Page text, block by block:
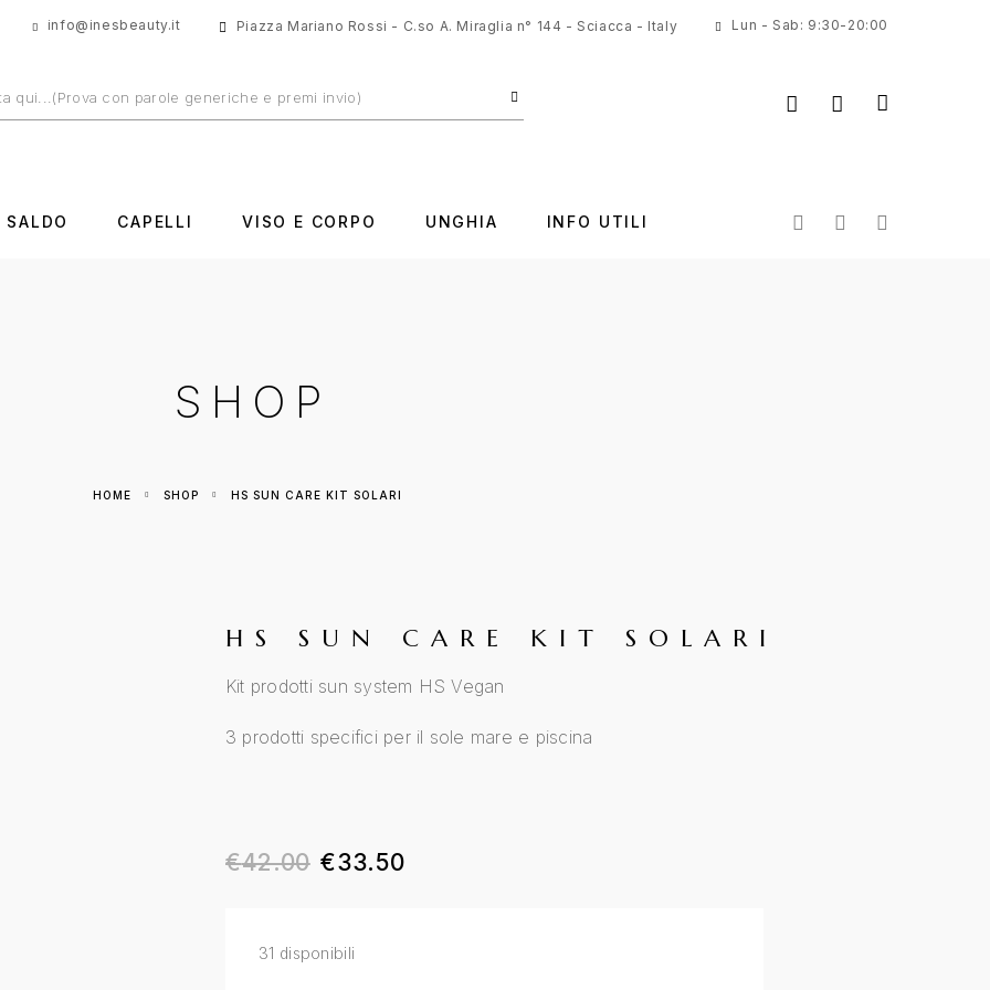
info@inesbeauty.it Piazza Mariano Rossi - C.so A. Miraglia n° 144 - Sciacca - Italy Lun - Sab: 9:30-20:00
CAPELLI VISO E CORPO UNGHIA INFO UTILI
SHOP
HOME SHOP HS SUN CARE KIT SOLARI
HS SUN CARE KIT SOLARI
Kit prodotti sun system HS Vegan
3 prodotti specifici per il sole mare e piscina
€42.00 €33.50
31 disponibili